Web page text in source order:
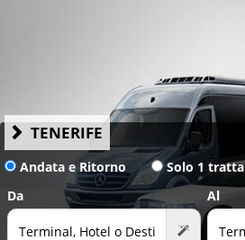
TENERIFE
Andata e Ritorno
Solo 1 tratta
Da
Al